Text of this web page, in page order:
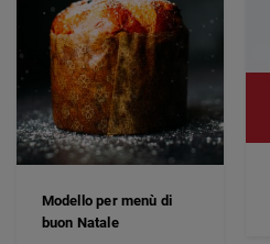
Modello per menù di
buon Natale